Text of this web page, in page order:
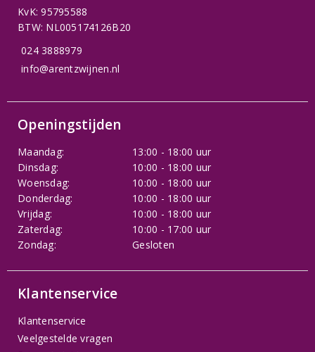
KvK: 95795588
BTW: NL005174126B20
024 3888979
info@arentzwijnen.nl
Openingstijden
Maandag:
13:00 - 18:00 uur
Dinsdag:
10:00 - 18:00 uur
Woensdag:
10:00 - 18:00 uur
Donderdag:
10:00 - 18:00 uur
Vrijdag:
10:00 - 18:00 uur
Zaterdag:
10:00 - 17:00 uur
Zondag:
Gesloten
Klantenservice
Klantenservice
Veelgestelde vragen